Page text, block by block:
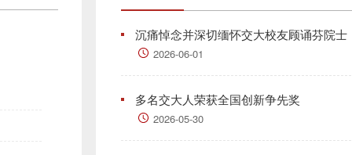
沉痛悼念并深切缅怀交大校友顾诵芬院士
2026-06-01
多名交大人荣获全国创新争先奖
2026-05-30